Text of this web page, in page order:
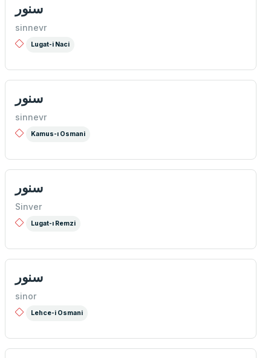
سنور
sinnevr
Lugat-i Naci
سنور
sinnevr
Kamus-ı Osmani
سنور
Sinver
Lugat-ı Remzi
سنور
sinor
Lehce-i Osmani